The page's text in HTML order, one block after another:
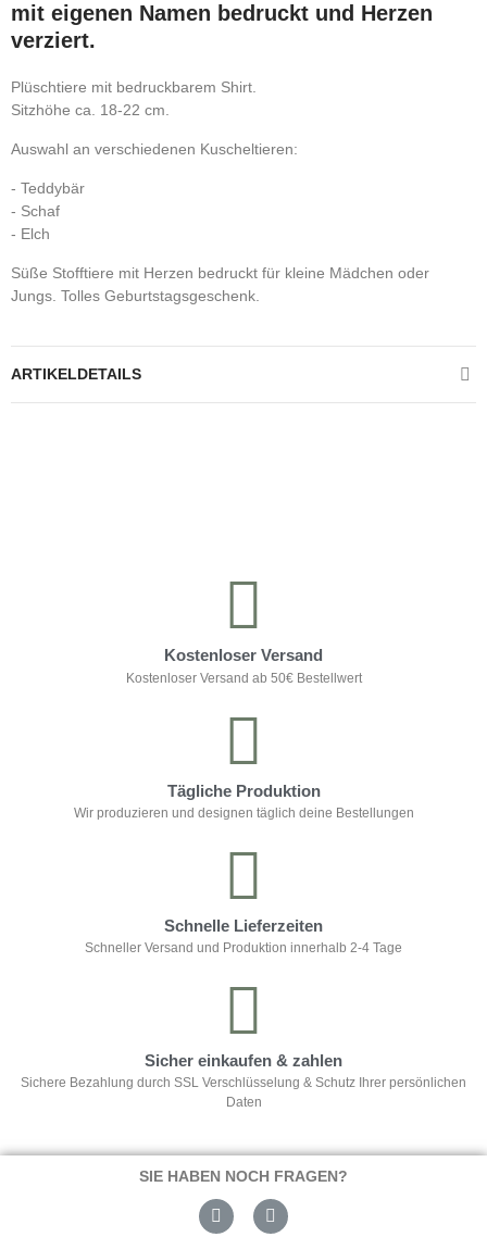
mit eigenen Namen bedruckt und Herzen
verziert.
Plüschtiere mit bedruckbarem Shirt.
Sitzhöhe ca. 18-22 cm.
Auswahl an verschiedenen Kuscheltieren:
- Teddybär
- Schaf
- Elch
Süße Stofftiere mit Herzen bedruckt für kleine Mädchen oder
Jungs. Tolles Geburtstagsgeschenk.
ARTIKELDETAILS
Kostenloser Versand
Kostenloser Versand ab 50€ Bestellwert
Tägliche Produktion
Wir produzieren und designen täglich deine Bestellungen
Schnelle Lieferzeiten
Schneller Versand und Produktion innerhalb 2-4 Tage
Sicher einkaufen & zahlen
Sichere Bezahlung durch SSL Verschlüsselung & Schutz Ihrer persönlichen
Daten
SIE HABEN NOCH FRAGEN?